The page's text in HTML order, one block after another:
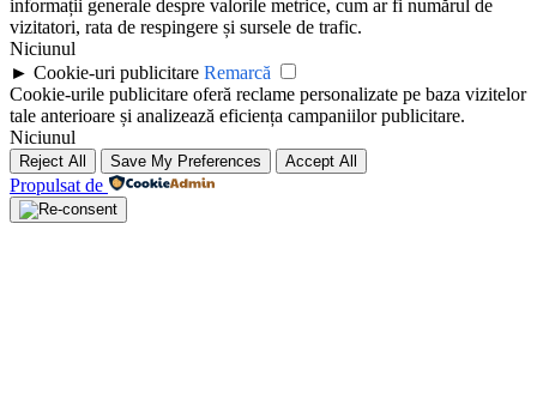
informații generale despre valorile metrice, cum ar fi numărul de
vizitatori, rata de respingere și sursele de trafic.
Niciunul
► Cookie-uri publicitare Remarcă
Cookie-urile publicitare oferă reclame personalizate pe baza vizitelor
tale anterioare și analizează eficiența campaniilor publicitare.
Niciunul
Reject All Save My Preferences Accept All
Propulsat de